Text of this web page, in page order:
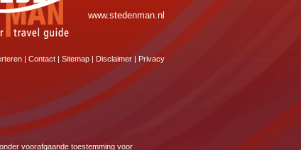
| Contact | Sitemap | Disclaimer | Privacy
www.stedenman.nl
voorafgaande toestemming voor